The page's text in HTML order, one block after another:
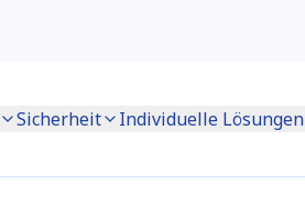
Sicherheit Individuelle Lösungen